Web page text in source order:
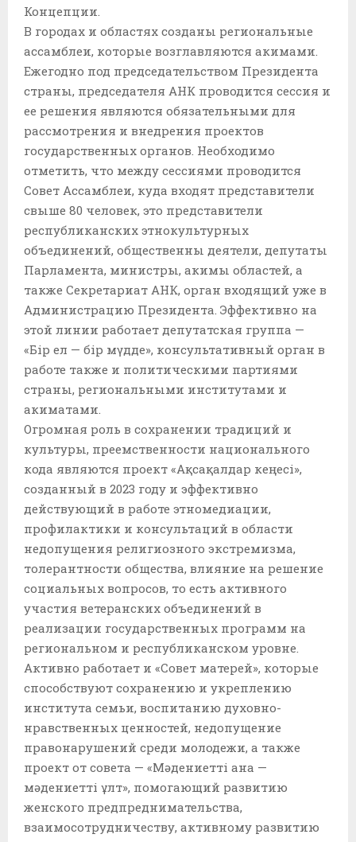
Концепции.
В городах и областях созданы региональные
ассамблеи, которые возглавляются акимами.
Ежегодно под председательством Президента
страны, председателя АНК проводится сессия и
ее решения являются обязательными для
рассмотрения и внедрения проектов
государственных органов. Необходимо
отметить, что между сессиями проводится
Совет Ассамблеи, куда входят представители
свыше 80 человек, это представители
республиканских этнокультурных
объединений, общественны деятели, депутаты
Парламента, министры, акимы областей, а
также Секретариат АНК, орган входящий уже в
Администрацию Президента. Эффективно на
этой линии работает депутатская группа —
«Бір ел — бір мүдде», консультативный орган в
работе также и политическими партиями
страны, региональными институтами и
акиматами.
Огромная роль в сохранении традиций и
культуры, преемственности национального
кода являются проект «Ақсақалдар кеңесі»,
созданный в 2023 году и эффективно
действующий в работе этномедиации,
профилактики и консультаций в области
недопущения религиозного экстремизма,
толерантности общества, влияние на решение
социальных вопросов, то есть активного
участия ветеранских объединений в
реализации государственных программ на
региональном и республиканском уровне.
Активно работает и «Совет матерей», которые
способствуют сохранению и укреплению
института семьи, воспитанию духовно-
нравственных ценностей, недопущение
правонарушений среди молодежи, а также
проект от совета — «Мәдениетті ана —
мәдениетті ұлт», помогающий развитию
женского предпреднимательства,
взаимосотрудничеству, активному развитию